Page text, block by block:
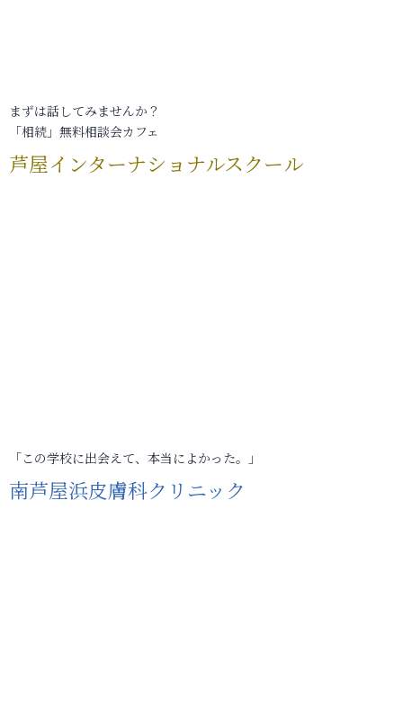
まずは話してみませんか？
「相続」無料相談会カフェ
芦屋インターナショナルスクール
「この学校に出会えて、本当によかった。」
南芦屋浜皮膚科クリニック